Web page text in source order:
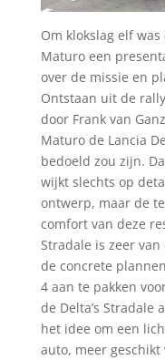
Om klokslag elf
Maturo een
over de missie en
Ontstaan uit de
door Frank van
Maturo de Lancia
bedoeld zou zijn.
wijkt slechts op
ontwerp, maar de
comfort van deze
Stradale is zeer
de concrete
4 aan te pakken
de Delta’s Stradale
het idee om een
auto, meer geschikt